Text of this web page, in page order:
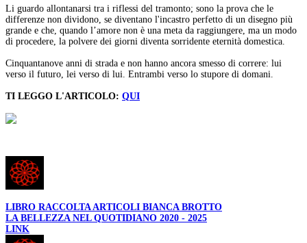
Li guardo allontanarsi tra i riflessi del tramonto; sono la prova che le
differenze non dividono, se diventano l'incastro perfetto di un disegno più
grande e che, quando l’amore non è una meta da raggiungere, ma un modo
di procedere, la polvere dei giorni diventa sorridente eternità domestica.
Cinquantanove anni di strada e non hanno ancora smesso di correre: lui
verso il futuro, lei verso di lui. Entrambi verso lo stupore di domani.
TI LEGGO L'ARTICOLO: QUI
LIBRO RACCOLTA ARTICOLI BIANCA BROTTO
LA BELLEZZA NEL QUOTIDIANO 2020 - 2025
LINK